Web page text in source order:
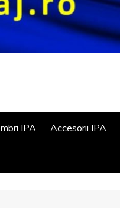
IPA Accesorii IPA